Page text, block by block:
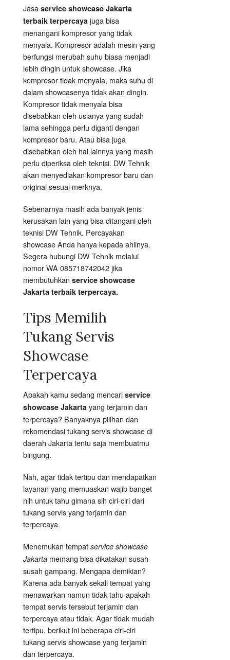
Jasa service showcase Jakarta
terbaik terpercaya juga bisa
menangani kompresor yang tidak
menyala. Kompresor adalah mesin yang
berfungsi merubah suhu biasa menjadi
lebih dingin untuk showcase. Jika
kompresor tidak menyala, maka suhu di
dalam showcasenya tidak akan dingin.
Kompresor tidak menyala bisa
disebabkan oleh usianya yang sudah
lama sehingga perlu diganti dengan
kompresor baru. Atau bisa juga
disebabkan oleh hal lainnya yang masih
perlu diperiksa oleh teknisi. DW Tehnik
akan menyediakan kompresor baru dan
original sesuai merknya.
Sebenarnya masih ada banyak jenis
kerusakan lain yang bisa ditangani oleh
teknisi DW Tehnik. Percayakan
showcase Anda hanya kepada ahlinya.
Segera hubungi DW Tehnik melalui
nomor WA 085718742042 jika
membutuhkan service showcase
Jakarta terbaik terpercaya.
Tips Memilih
Tukang Servis
Showcase
Terpercaya
Apakah kamu sedang mencari service
showcase Jakarta yang terjamin dan
terpercaya? Banyaknya pilihan dan
rekomendasi tukang servis showcase di
daerah Jakarta tentu saja membuatmu
bingung.
Nah, agar tidak tertipu dan mendapatkan
layanan yang memuaskan wajib banget
nih untuk tahu gimana sih ciri-ciri dari
tukang servis yang terjamin dan
terpercaya.
Menemukan tempat service showcase
Jakarta memang bisa dikatakan susah-
susah gampang. Mengapa demikian?
Karena ada banyak sekali tempat yang
menawarkan namun tidak tahu apakah
tempat servis tersebut terjamin dan
terpercaya atau tidak. Agar tidak mudah
tertipu, berikut ini beberapa ciri-ciri
tukang servis showcase yang terjamin
dan terpercaya.